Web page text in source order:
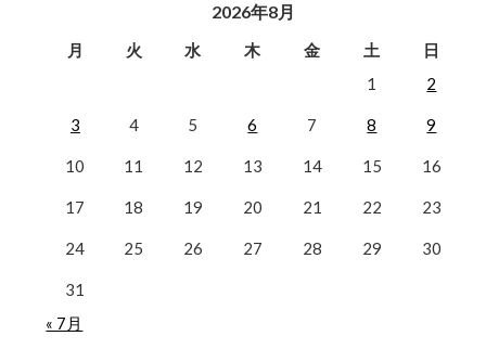
2026年8月
月 火 水 木 金 土
日
1
2
3 4 5 6 7 8 9
10 11 12 13 14 15 16
17 18 19 20 21 22 23
24 25 26 27 28 29 30
31
« 7月